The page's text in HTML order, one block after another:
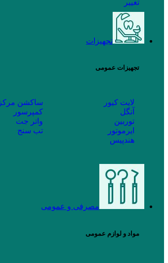
تغییر
تجهیزات
تجهیزات عمومی
لایت کیور
آنگل
توربین
ایرموتور
هندپیس
ساکشن
کمپرسور
واتر جت
تب سنج
مصرفی و عمومی
مواد و لوازم عمومی